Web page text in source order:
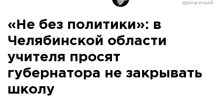
Оренбург
«Не без политики»: в
Челябинской области
учителя просят
губернатора не закрывать
школу